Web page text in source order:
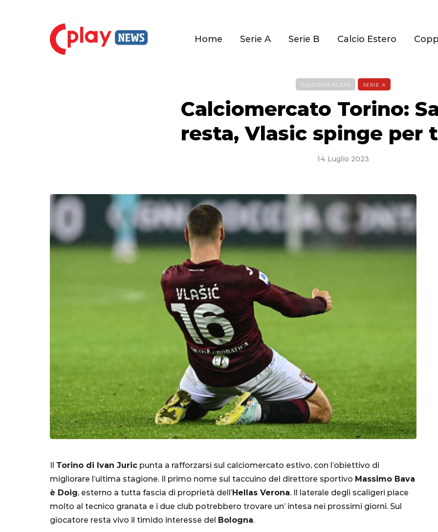
Home Serie A Serie B Calcio Estero
CALCIOMERCATO SERIE A
Calciomercato Torino:
resta, Vlasic spinge per
14 Luglio 2023
Il Torino di Ivan Juric punta a rafforzarsi sul calciomercato estivo, con l’obiettivo di
migliorare l’ultima stagione. Il primo nome sul taccuino del direttore sportivo Massimo Bava
è Doig, esterno a tutta fascia di proprietà dell’Hellas Verona. Il laterale degli scaligeri piace
molto al tecnico granata e i due club potrebbero trovare un’ intesa nei prossimi giorni. Sul
giocatore resta vivo il timido interesse del Bologna.